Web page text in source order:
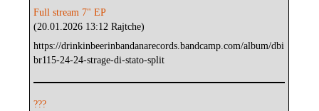
Full stream 7" EP
(20.01.2026 13:12 Rajtche)
https://drinkinbeerinbandanarecords.bandcamp.com/album/dbi
br115-24-24-strage-di-stato-split
???